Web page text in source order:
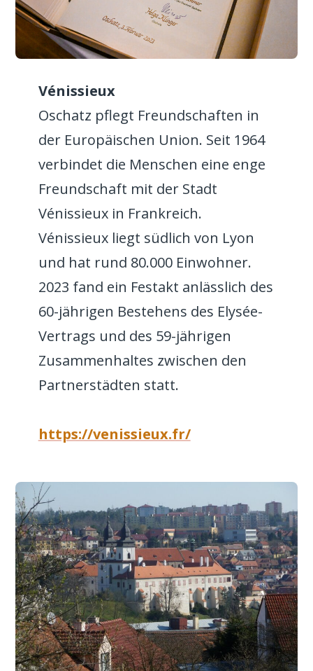
Vénissieux
Oschatz pflegt Freundschaften in
der Europäischen Union. Seit 1964
verbindet die Menschen eine enge
Freundschaft mit der Stadt
Vénissieux in Frankreich.
Vénissieux liegt südlich von Lyon
und hat rund 80.000 Einwohner.
2023 fand ein Festakt anlässlich des
60-jährigen Bestehens des Elysée-
Vertrags und des 59-jährigen
Zusammenhaltes zwischen den
Partnerstädten statt.
https://venissieux.fr/